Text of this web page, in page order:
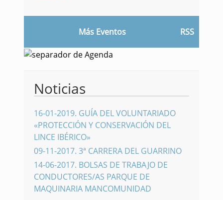
Más Eventos RSS
Noticias
16-01-2019. GUÍA DEL VOLUNTARIADO
«PROTECCIÓN Y CONSERVACIÓN DEL
LINCE IBÉRICO»
09-11-2017. 3ª CARRERA DEL GUARRINO
14-06-2017. BOLSAS DE TRABAJO DE
CONDUCTORES/AS PARQUE DE
MAQUINARIA MANCOMUNIDAD